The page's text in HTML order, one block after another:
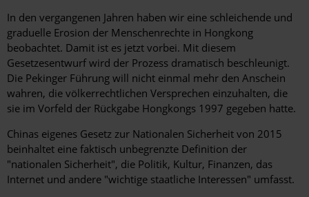
In den vergangenen Jahren haben wir eine schleichende und
graduelle Erosion der Menschenrechte in Hongkong
beobachtet. Damit ist es jetzt vorbei. Mit diesem
Gesetzesentwurf wird der Prozess dramatisch beschleunigt.
Die Pekinger Führung will nicht einmal mehr den Anschein
wahren, die völkerrechtlichen Versprechen einzuhalten, die
sie im Vorfeld der Rückgabe Hongkongs 1997 gegeben hatte.
Chinas eigenes Gesetz zur Nationalen Sicherheit von 2015
beinhaltet eine faktisch unbegrenzte Definition der
"nationalen Sicherheit", die Politik, Kultur, Finanzen, das
Internet und andere "wichtige staatliche Interessen" umfasst.